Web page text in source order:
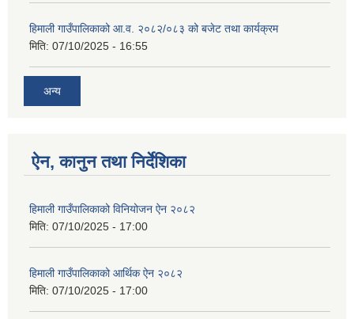
हिमाली गाउँपालिकाको आ.व. २०८२/०८३ को बजेट तथा कार्यक्रम
मिति: 07/10/2025 - 16:55
अन्य
ऐन, कानुन तथा निर्देशिका
हिमाली गाउँपालिकाको विनियोजन ऐन २०८२
मिति: 07/10/2025 - 17:00
हिमाली गाउँपालिकाको आर्थिक ऐन २०८२
मिति: 07/10/2025 - 17:00